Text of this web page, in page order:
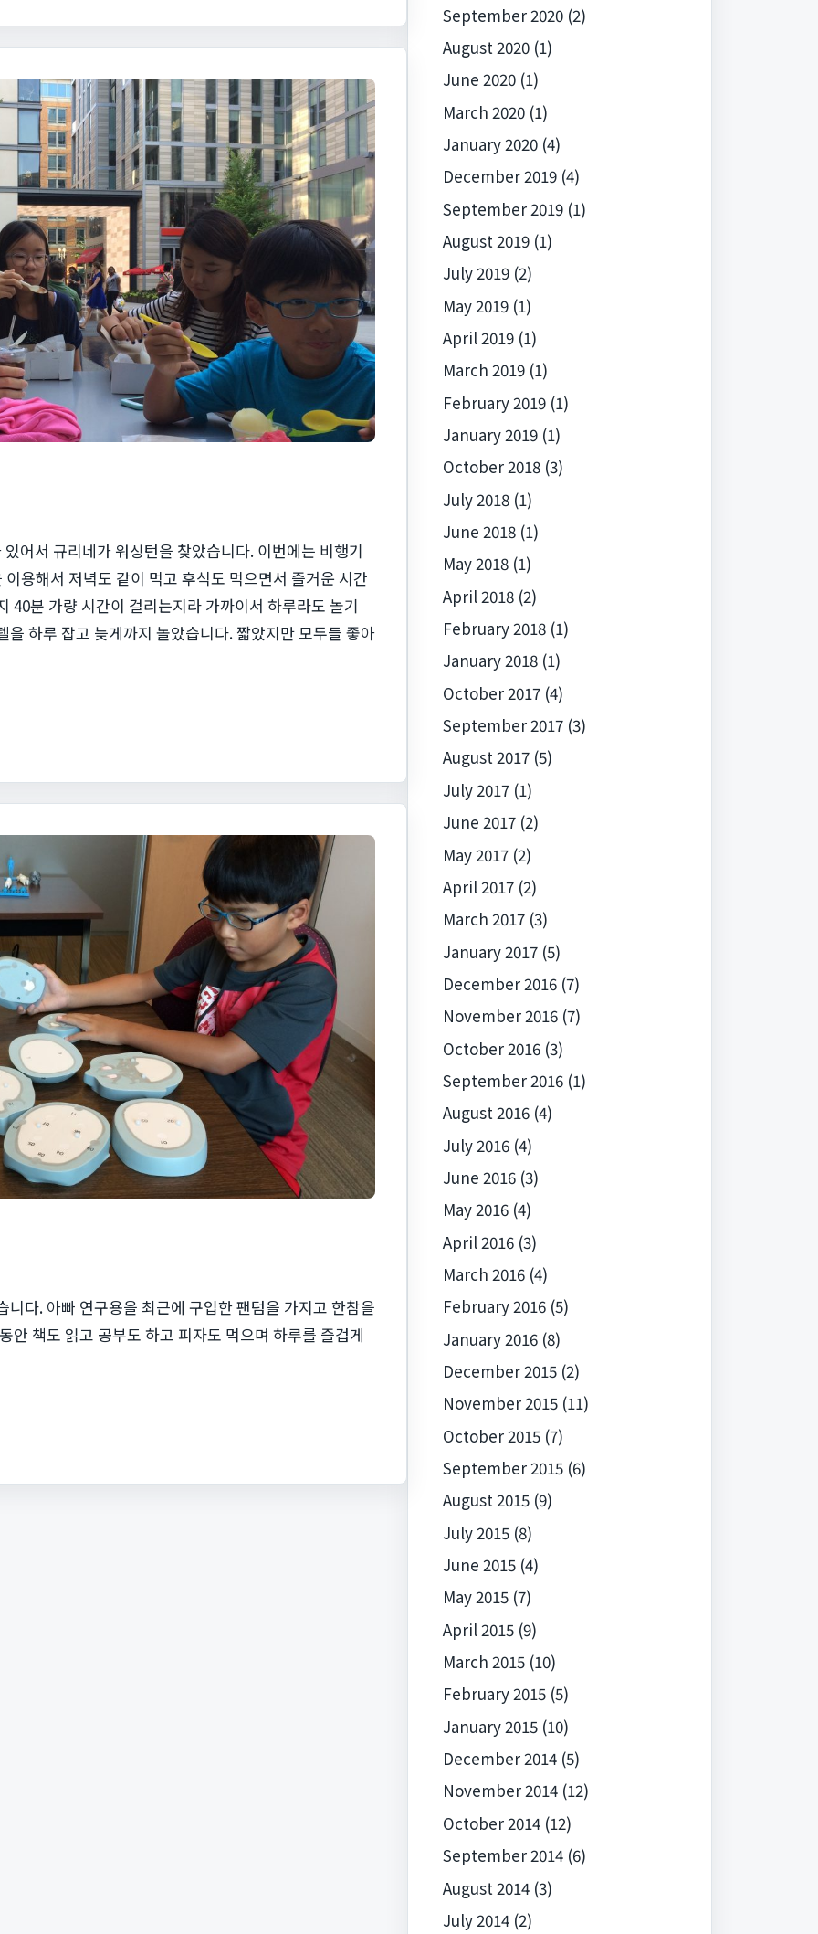
어서 규리네가 워싱턴을 찾았습니다. 이번에는 비행기
용해서 저녁도 같이 먹고 후식도 먹으면서 즐거운 시간
40분 가량 시간이 걸리는지라 가까이서 하루라도 놀기
하루 잡고 늦게까지 놀았습니다. 짧았지만 모두들 좋아
다. 아빠 연구용을 최근에 구입한 팬텀을 가지고 한참을
안 책도 읽고 공부도 하고 피자도 먹으며 하루를 즐겁게
September 2020(2)
August 2020(1)
June 2020(1)
March 2020(1)
January 2020(4)
December 2019(4)
September 2019(1)
August 2019(1)
July 2019(2)
May 2019(1)
April 2019(1)
March 2019(1)
February 2019(1)
January 2019(1)
October 2018(3)
July 2018(1)
June 2018(1)
May 2018(1)
April 2018(2)
February 2018(1)
January 2018(1)
October 2017(4)
September 2017(3)
August 2017(5)
July 2017(1)
June 2017(2)
May 2017(2)
April 2017(2)
March 2017(3)
January 2017(5)
December 2016(7)
November 2016(7)
October 2016(3)
September 2016(1)
August 2016(4)
July 2016(4)
June 2016(3)
May 2016(4)
April 2016(3)
March 2016(4)
February 2016(5)
January 2016(8)
December 2015(2)
November 2015(11)
October 2015(7)
September 2015(6)
August 2015(9)
July 2015(8)
June 2015(4)
May 2015(7)
April 2015(9)
March 2015(10)
February 2015(5)
January 2015(10)
December 2014(5)
November 2014(12)
October 2014(12)
September 2014(6)
August 2014(3)
July 2014(2)